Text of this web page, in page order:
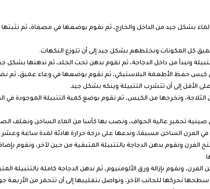
بشكل جيد من الداخل والخارج، ثم نقوم بوضعها في مصفاة، ثم
كل المكونات ونخلطهم بشكل جيد إلى أن تتوزع النكهات.
ونبدأ من داخل الدجاجة، ثم نقوم بدهن تحت الجلد، ثم ندهنها بشكل
كيس حفظ الأطعمة البلاستيكي، ثم نقوم بوضعها في وعاء عميق، ثم
الأقل إلى أن تتشرب التتبيلة وينكه بشكل جيد.
الثلاجة، ونخرجها من الكيس، ثم نقوم بوضع كمية التتبيلة الموجودة
صينية تحمير عالية الحواف، ونصب بها كأسا من الماء الساخن ونغلف
الفرن الساخن مسبقا، وندعها على درجة حرارة هادئة لمدة ساعة
الفرن ونقوم بدهن الدجاجة بالتتبيلة المتبقية من حين لآخر، ونقوم
الفرن، ونقوم بإزالة ورق الألومنيوم، ثم ندهن الدجاجة كاملة بالتتبيلة
نحركها للجانب الآخر، ونواصل بتقليبها إلى أن تتحمر من الأربعة